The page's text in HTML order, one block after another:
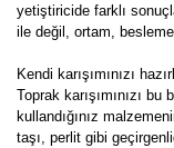
yetiştiricide farklı
ile değil, ortam,
Kendi karışımınızı
Toprak karışımınızı
kullandığınız
taşı, perlit gibi